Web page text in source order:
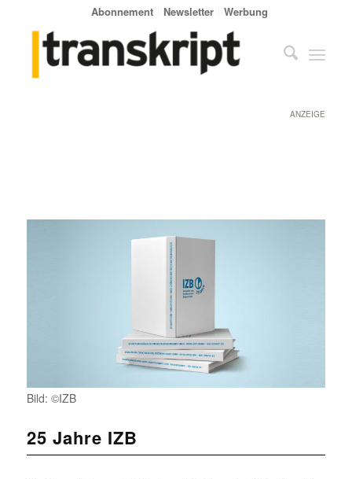
Abonnement Newsletter Werbung
ANZEIGE
Bild: ©IZB
25 Jahre IZB